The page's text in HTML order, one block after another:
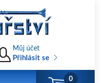
Můj účet
Přihlásit se
0